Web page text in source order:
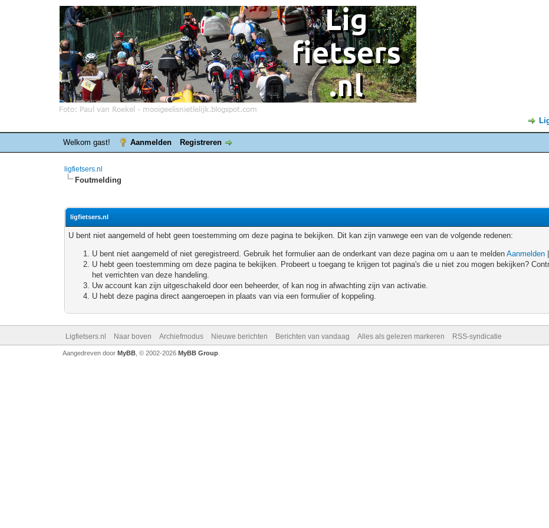
Welkom gast! Aanmelden Registreren
ligfietsers.nl
Foutmelding
ligfietsers.nl
U bent niet aangemeld of hebt geen toestemming om deze pagina te bekijken. Dit kan zijn vanwege een van de volgende redenen:
U bent niet aangemeld of niet geregistreerd. Gebruik het formulier aan de onderkant van deze pagina om u aan te meldenAanmelden
U hebt geen toestemming om deze pagina te bekijken. Probeert u toegang te krijgen tot pagina's die u niet zou mogen bekijken?
het verrichten van deze handeling.
Uw account kan zijn uitgeschakeld door een beheerder, of kan nog in afwachting zijn van activatie.
U hebt deze pagina direct aangeroepen in plaats van via een formulier of koppeling.
Ligfietsers.nl Naar boven Archiefmodus Nieuwe berichten Berichten van vandaag Alles als gelezen markeren RSS-syndicatie
Aangedreven door MyBB, © 2002-2026 MyBB Group.